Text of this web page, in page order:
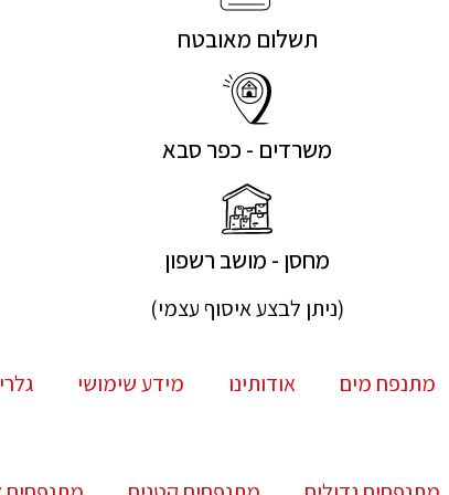
תשלום מאובטח
משרדים - כפר סבא
מחסן - מושב רשפון
(ניתן לבצע איסוף עצמי)
מתנפח מים אודותינו מידע שימושי